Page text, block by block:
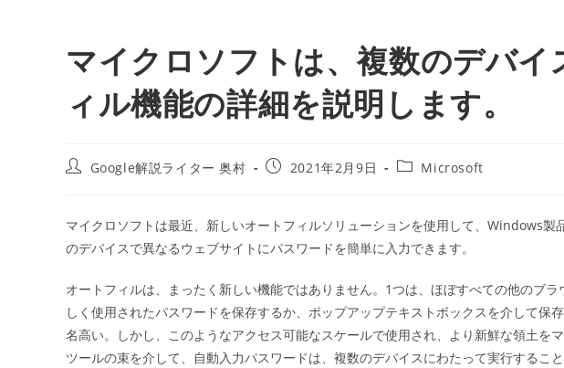
マイクロソフトは、複数のデバイ
ィル機能の詳細を説明します。
投
Google解説ライター 奥村
投
開
日:
2021年2月9日
投
テ
ゴ
リ
Microsoft
マイクロソフトは最近、新しいオートフィルソリューションを使用して、Windows
のデバイスで異なるウェブサイトにパスワードを簡単に入力できます。
オートフィルは、まったく新しい機能ではありません。1つは、ほぼすべての他のブ
しく使用されたパスワードを保存するか、ポップアップテキストボックスを介して保
名高い。しかし、このようなアクセス可能なスケールで使用され、より新鮮な領土を
ツールの束を介して、自動入力パスワードは、複数のデバイスにわたって実行するこ